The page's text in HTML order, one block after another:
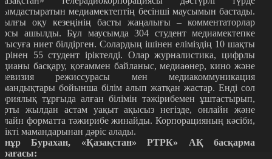
медиамектептің бесінші маусымын бастады.
оқу кезеңінің басты жаңалығы – комментаторлар
ашылды. Бұл маусымда 304 студент медиамектепке
ниет білдірген. Солардың ішінен еліміздің 10 шақты
55 студент іріктелді. Олар журналистика, цифрлы
басқару, қоғаммен байланыс, медиаөнер, кино және
режиссурасы мен медиакоммуникация
бойынша білім алып жатқан жастар. Енді сол
тұрғыда алған білімін тәжірибемен ұштастырып,
жылдан астам уақыт ақысыз негізде, онлайн және
форматта тәжирибе жинайды. Корпорацияның кәсіби,
мамандарынан дәріс алады.
Бурахан, «Қазақстан» РТРК» АҚ басқарма